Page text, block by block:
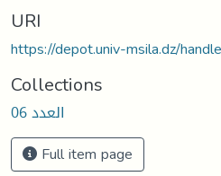
URI
https://depot.univ-msila.dz/
Collections
العدد 06
Full item page